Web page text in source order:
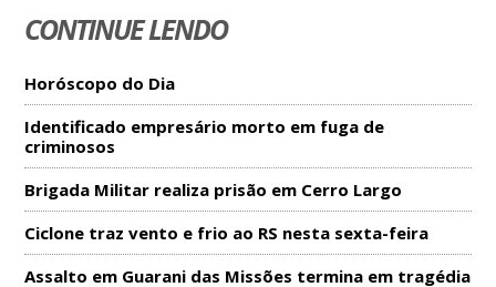
CONTINUE LENDO
Horóscopo do Dia
Identificado empresário morto em fuga de
criminosos
Brigada Militar realiza prisão em Cerro Largo
Ciclone traz vento e frio ao RS nesta sexta-feira
Assalto em Guarani das Missões termina em tragédia